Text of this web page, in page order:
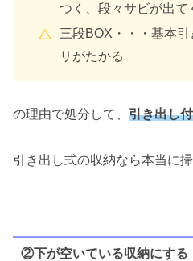
つく、段々サビが出て
三段BOX・・・基本
リがたかる
の理由で処分して、 引き出し
引き出し式の収納なら本当に掃
②下が空いている収納にする